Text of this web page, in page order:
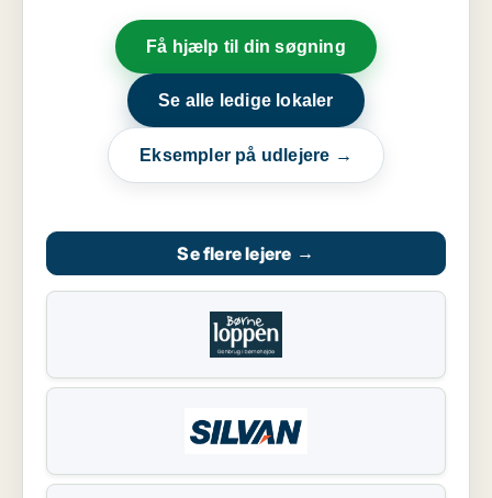
Få hjælp til din søgning
Se alle ledige lokaler
Eksempler på udlejere →
Se flere lejere →